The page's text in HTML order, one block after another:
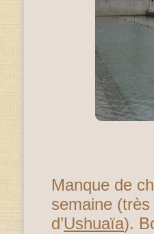
Manque de
semaine
d’Ushuaïa).